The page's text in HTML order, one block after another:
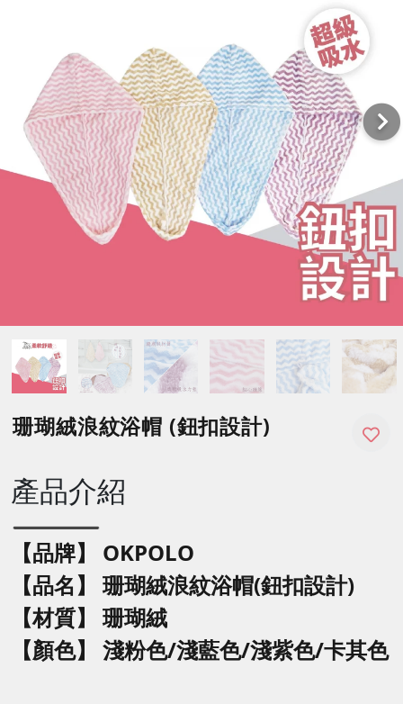
珊瑚絨浪紋浴帽 (鈕扣設計)
產品介紹
【品牌】 OKPOLO
【品名】 珊瑚絨浪紋浴帽(鈕扣設計)
【材質】 珊瑚絨
【顏色】 淺粉色/淺藍色/淺紫色/卡其色